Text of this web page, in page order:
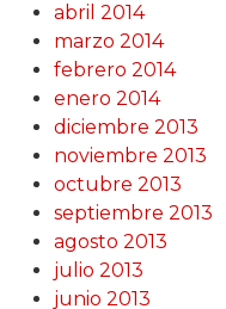
abril 2014
marzo 2014
febrero 2014
enero 2014
diciembre 2013
noviembre 2013
octubre 2013
septiembre 2013
agosto 2013
julio 2013
junio 2013